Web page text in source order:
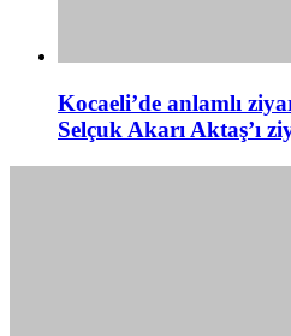
Kocaeli’de anlamlı
Selçuk Akarı Aktaş’ı